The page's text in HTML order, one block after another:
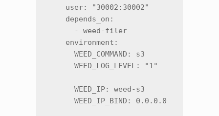
    user: "30002:30002"
    depends_on:
      - weed-filer
    environment:
      WEED_COMMAND: s3
      WEED_LOG_LEVEL: "1"
      WEED_IP: weed-s3
      WEED_IP_BIND: 0.0.0.0